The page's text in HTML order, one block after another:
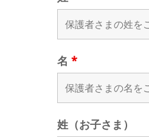
名 *
姓（お子さま）